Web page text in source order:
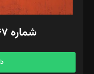
امور مالی: شاپور رهبری، محمد‌
آگهی و مشترکین: ۰۹۱۹۹۹۹۰۴۵۴
شماره ۱۴۷ - مرداد ۱۴۰۵